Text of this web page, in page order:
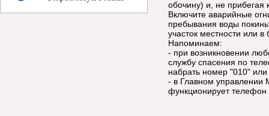
обочину) и, не прибегая
Включите аварийные
пребывания воды
участок местности или
Напоминаем:
- при возникновении
службу спасения по
набрать номер "010"
- в Главном управлении
функционирует